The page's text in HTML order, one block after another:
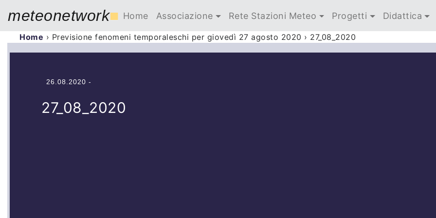
meteonetwork■ Home Associazione Rete Stazioni Meteo Progetti Didattica
Home › Previsione fenomeni temporaleschi per giovedì 27 agosto 2020 › 27_08_2020
26.08.2020 -
27_08_2020